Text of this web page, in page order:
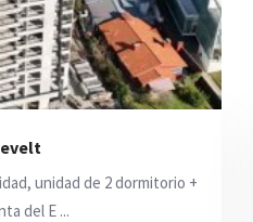
unidad de 2 dormitorio +
del E ...